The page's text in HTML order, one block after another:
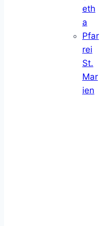
eth
a
Pfar
rei
St.
Mar
ien